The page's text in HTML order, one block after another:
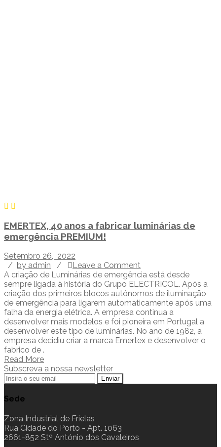
EMERTEX, 40 anos a fabricar luminárias de
emergência PREMIUM!
Setembro 26, 2022
/ by admin /
Leave a Comment
A criação de Luminárias de emergência está desde
sempre ligada à história do Grupo ELECTRICOL. Após a
criação dos primeiros blocos autónomos de iluminação
de emergência para ligarem automaticamente após uma
falha da energia elétrica. A empresa continua a
desenvolver mais modelos e foi pioneira em Portugal a
desenvolver este tipo de luminárias. No ano de 1982, a
empresa decidiu criar a marca Emertex e desenvolver o
fabrico de .
Read More
Subscreva a nossa newsletter
Sede
Zona Industrial de Frielas
Rua Cidade do Porto - Apt. 1063
2661-852 Stº António dos Cavaleiros